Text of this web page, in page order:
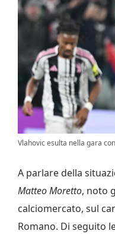
Vlahovic esulta nella gara
A parlare della
Matteo Moretto, noto
calciomercato, sul
Romano. Di seguito